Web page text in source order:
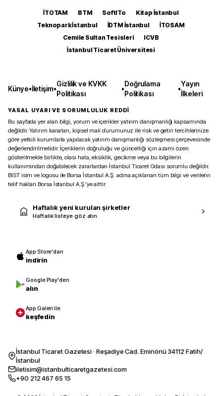
İTOTAM BTM SoftITo
Kitap İstanbul
Teknopark İstanbul
İDTM İstanbul
İTOSAM
Cemile Sultan Tesisleri
ICVB
İstanbul Ticaret Üniversitesi
Künye•İletişim•
Gizlilik ve KVKK
Politikası
•
Doğrulama
Politikası
•
Yayın
İlkeleri
YASAL UYARI VE SORUMLULUK REDDİ
Bu sayfada yer alan bilgi, yorum ve içerikler yatırım danışmanlığı kapsamında
değildir. Yatırım kararları, kişisel mali durumunuz ile risk ve getiri tercihlerinize
göre yetkili kurumlarla yapılacak yatırım danışmanlığı sözleşmesi çerçevesinde
değerlendirilmelidir. İçeriklerin doğruluğu ve güncelliği için azami özen
gösterilmekle birlikte, olası hata, eksiklik, gecikme veya bu bilgilerin
kullanımından doğabilecek zararlardan İstanbul Ticaret Odası sorumlu değildir.
BIST isim ve logosu ile Borsa İstanbul A.Ş. adına açıklanan tüm bilgi ve verilerin
telif hakları Borsa İstanbul A.Ş.’ye aittir.
Haftalık yeni kurulan şirketler
Haftalık listeye göz atın
App Store'dan
indirin
Google Play'den
alın
App Galeri ile
keşfedin
İstanbul Ticaret Gazetesi · Reşadiye Cad. Eminönü 34112 Fatih/
İstanbul
iletisim@istanbulticaretgazetesi.com
+90 212 467 65 15